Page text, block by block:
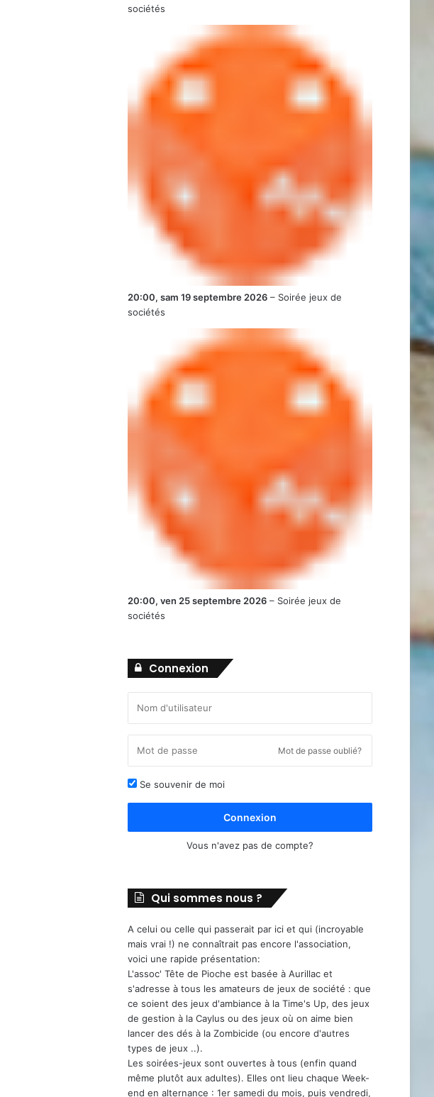
sociétés
20:00, sam 19 septembre 2026 – Soirée jeux de
sociétés
20:00, ven 25 septembre 2026 – Soirée jeux de
sociétés
Connexion
Mot de passe oublié?
Se souvenir de moi
Connexion
Vous n'avez pas de compte?
Qui sommes nous ?
A celui ou celle qui passerait par ici et qui (incroyable
mais vrai !) ne connaîtrait pas encore l'association,
voici une rapide présentation:
L'assoc' Tête de Pioche est basée à Aurillac et
s'adresse à tous les amateurs de jeux de société : que
ce soient des jeux d'ambiance à la Time's Up, des jeux
de gestion à la Caylus ou des jeux où on aime bien
lancer des dés à la Zombicide (ou encore d'autres
types de jeux ..).
Les soirées-jeux sont ouvertes à tous (enfin quand
même plutôt aux adultes). Elles ont lieu chaque Week-
end en alternance : 1er samedi du mois, puis vendredi,